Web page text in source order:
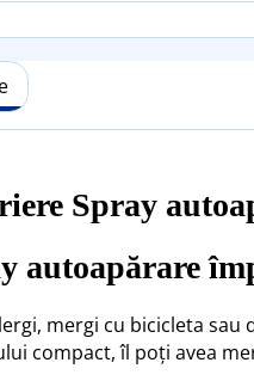
Spray
autoapărare
mergi cu bicicleta
compact, îl poți avea